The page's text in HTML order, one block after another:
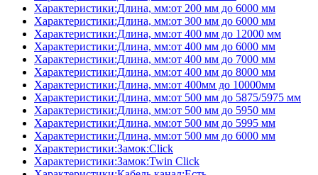
Характеристики:Длина, мм:от 200 мм до 6000 мм
Характеристики:Длина, мм:от 300 мм до 6000 мм
Характеристики:Длина, мм:от 400 мм до 12000 мм
Характеристики:Длина, мм:от 400 мм до 6000 мм
Характеристики:Длина, мм:от 400 мм до 7000 мм
Характеристики:Длина, мм:от 400 мм до 8000 мм
Характеристики:Длина, мм:от 400мм до 10000мм
Характеристики:Длина, мм:от 500 мм до 5875/5975 мм
Характеристики:Длина, мм:от 500 мм до 5950 мм
Характеристики:Длина, мм:от 500 мм до 5995 мм
Характеристики:Длина, мм:от 500 мм до 6000 мм
Характеристики:Замок:Click
Характеристики:Замок:Twin Click